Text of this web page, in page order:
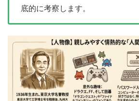
底的に考察します。